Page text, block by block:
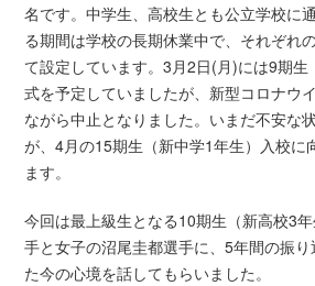
名です。中学生、高校生とも公立学校に
る期間は学校の長期休業中で、それぞれ
て設定しています。3月2日(月)には9期生
式を予定していましたが、新型コロナウ
ながら中止となりました。いまだ不安な
が、4月の15期生（新中学1年生）入校に
ます。
今回は最上級生となる10期生（新高校3
手と女子の沼尾圭都選手に、5年間の振
た今の心境を話してもらいました。